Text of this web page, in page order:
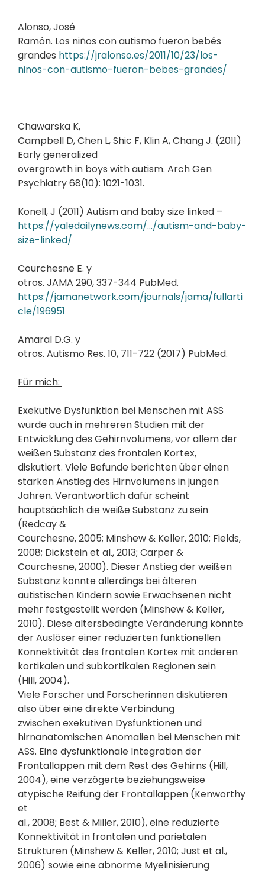
Alonso, José
Ramón. Los niños con autismo fueron bebés
grandes https://jralonso.es/2011/10/23/los-
ninos-con-autismo-fueron-bebes-grandes/
Chawarska K,
Campbell D, Chen L, Shic F, Klin A, Chang J. (2011)
Early generalized
overgrowth in boys with autism. Arch Gen
Psychiatry 68(10): 1021-1031.
Konell, J (2011) Autism and baby size linked –
https://yaledailynews.com/…/autism-and-baby-
size-linked/
Courchesne E. y
otros. JAMA 290, 337-344 PubMed.
https://jamanetwork.com/journals/jama/fullarti
cle/196951
Amaral D.G. y
otros. Autismo Res. 10, 711-722 (2017) PubMed.
Für mich:
Exekutive Dysfunktion bei Menschen mit ASS
wurde auch in mehreren Studien mit der
Entwicklung des Gehirnvolumens, vor allem der
weißen Substanz des frontalen Kortex,
diskutiert. Viele Befunde berichten über einen
starken Anstieg des Hirnvolumens in jungen
Jahren. Verantwortlich dafür scheint
hauptsächlich die weiße Substanz zu sein
(Redcay &
Courchesne, 2005; Minshew & Keller, 2010; Fields,
2008; Dickstein et al., 2013; Carper &
Courchesne, 2000). Dieser Anstieg der weißen
Substanz konnte allerdings bei älteren
autistischen Kindern sowie Erwachsenen nicht
mehr festgestellt werden (Minshew & Keller,
2010). Diese altersbedingte Veränderung könnte
der Auslöser einer reduzierten funktionellen
Konnektivität des frontalen Kortex mit anderen
kortikalen und subkortikalen Regionen sein
(Hill, 2004).
Viele Forscher und Forscherinnen diskutieren
also über eine direkte Verbindung
zwischen exekutiven Dysfunktionen und
hirnanatomischen Anomalien bei Menschen mit
ASS. Eine dysfunktionale Integration der
Frontallappen mit dem Rest des Gehirns (Hill,
2004), eine verzögerte beziehungsweise
atypische Reifung der Frontallappen (Kenworthy
et
al., 2008; Best & Miller, 2010), eine reduzierte
Konnektivität in frontalen und parietalen
Strukturen (Minshew & Keller, 2010; Just et al.,
2006) sowie eine abnorme Myelinisierung